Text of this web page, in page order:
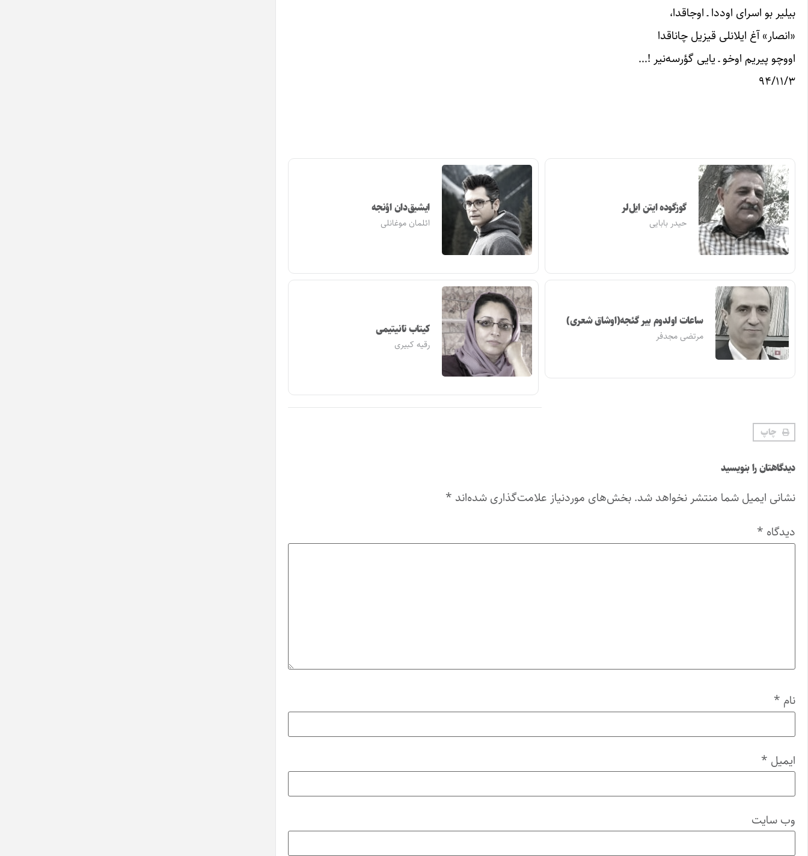
بیلیر بو اسرای اوددا ـ اوجاقدا،
«انصار» آغ ایلانلی قیزیل چاناقدا
اووچو پیریم اوخو ـ یایی گؤرسه‌نیر !…
۹۴/۱۱/۳
گوزگوده ایتن ایل‌لر
حیدر بابایی
ایشیق‌دان اؤنجه
ائلمان موغانلی
ساعات اولدوم بیر گئجه(اوشاق شعری)
مرتضی مجدفر کیتاب تانیتیمی
رقیه کبیری
چاپ
دیدگاهتان را بنویسید
نشانی ایمیل شما منتشر نخواهد شد. بخش‌های موردنیاز علامت‌گذاری شده‌اند *
دیدگاه *
نام *
ایمیل *
وب‌ سایت